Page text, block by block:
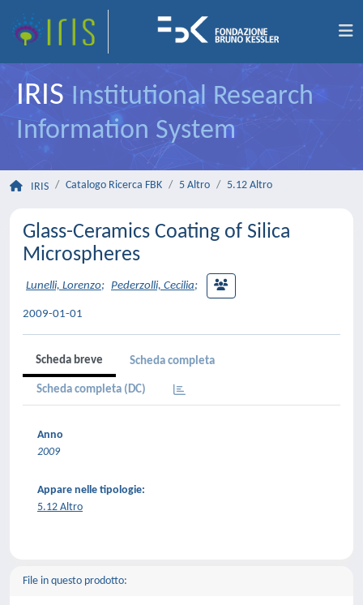
IRIS Institutional Research
Information System
IRIS Catalogo Ricerca FBK 5 Altro 5.12 Altro
Glass-Ceramics Coating of Silica
Microspheres
Lunelli, Lorenzo; Pederzolli, Cecilia;
2009-01-01
Scheda breve Scheda completa
Scheda completa (DC)
Anno
2009
Appare nelle tipologie:
5.12 Altro
File in questo prodotto: